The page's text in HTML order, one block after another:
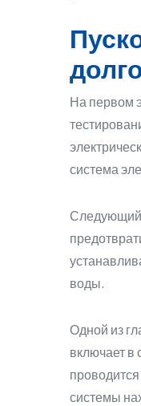
На первом
система
Следующий
воды.
Одной из
включает в
системы